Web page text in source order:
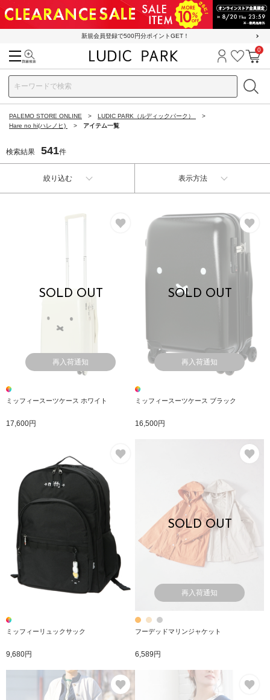
新規会員登録で500円分ポイントGET！
ログイン
お気に
カ
0
PALEMO STORE ONLINE
LUDIC PARK（ルディックパーク）
Hare no hi(ハレノヒ)
アイテム一覧
検索結果 541件
絞り込む 表示方法
お気に入り
SOLD OUT
再入荷通知
ミッフィースーツケース ホワイト
17,600円
SOLD OUT
再入荷通知
ミッフィースーツケース ブラック
16,500円
ミッフィーリュックサック
9,680円
SOLD OUT
再入荷通知
フーデッドマリンジャケット
6,589円